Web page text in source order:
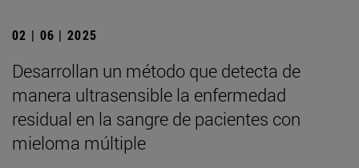
02 | 06 | 2025
Desarrollan un método que detecta de
manera ultrasensible la enfermedad
residual en la sangre de pacientes con
mieloma múltiple